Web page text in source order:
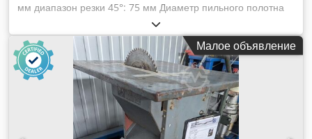
мм диапазон резки 45°: 75 мм Диаметр пильного полотна
315 мм Размеры стола 800 x 500/400 мм Codsd Ih Nkspfx
Amyeha Пильное полотно 30 мм вес машины ab. 45 кг
размеры 850 x 600 x 430 мм
Малое объявление